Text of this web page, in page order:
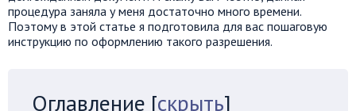
процедура заняла у меня достаточно много времени.
Поэтому в этой статье я подготовила для вас пошаговую
инструкцию по оформлению такого разрешения.
Оглавление [скрыть]